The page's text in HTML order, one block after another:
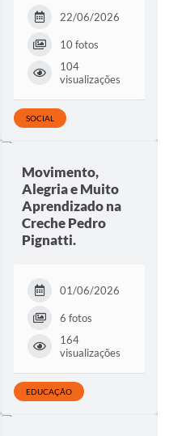
22/06/2026
10 fotos
104
visualizações
SOCIAL
Movimento,
Alegria e Muito
Aprendizado na
Creche Pedro
Pignatti.
01/06/2026
6 fotos
164
visualizações
EDUCAÇÃO